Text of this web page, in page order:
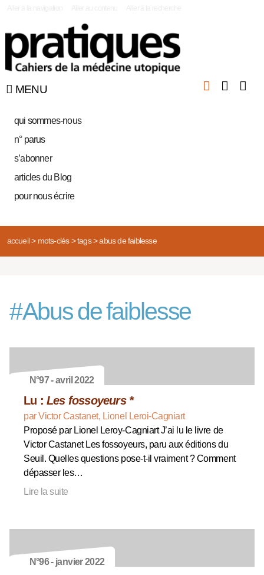
MENU
qui sommes-nous
n° parus
s’abonner
articles du Blog
pour nous écrire
accueil> mots-clés> tags> abus de faiblesse
#Abus de faiblesse
N°97 - avril 2022
Lu : Les fossoyeurs *
par Victor Castanet, Lionel Leroi-Cagniart
Proposé par Lionel Leroy-Cagniart J’ai lu le livre de
Victor Castanet Les fossoyeurs, paru aux éditions du
Seuil. Quelles questions pose-t-il vraiment ? Comment
dépasser les…
Lire la suite
N°96 - janvier 2022